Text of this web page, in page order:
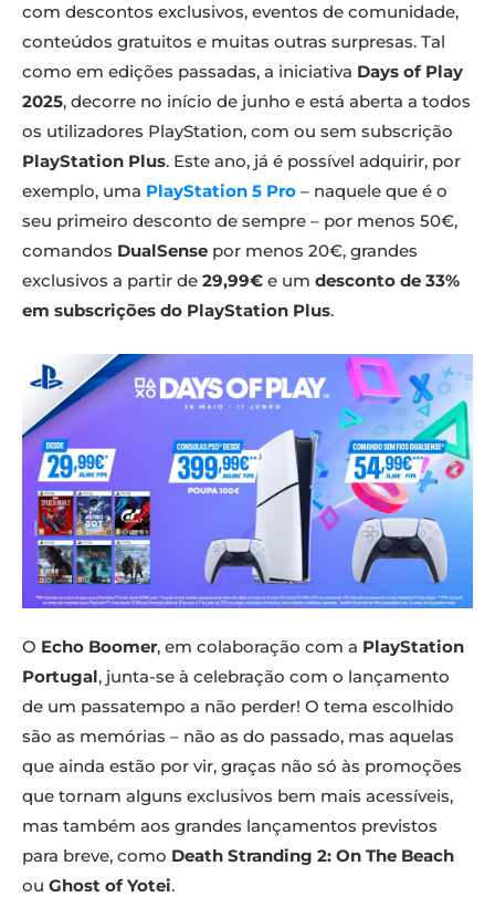
com descontos exclusivos, eventos de comunidade,
conteúdos gratuitos e muitas outras surpresas. Tal
como em edições passadas, a iniciativa Days of Play
2025, decorre no início de junho e está aberta a todos
os utilizadores PlayStation, com ou sem subscrição
PlayStation Plus. Este ano, já é possível adquirir, por
exemplo, uma PlayStation 5 Pro – naquele que é o
seu primeiro desconto de sempre – por menos 50€,
comandos DualSense por menos 20€, grandes
exclusivos a partir de 29,99€ e um desconto de 33%
em subscrições do PlayStation Plus.
O Echo Boomer, em colaboração com a PlayStation
Portugal, junta-se à celebração com o lançamento
de um passatempo a não perder! O tema escolhido
são as memórias – não as do passado, mas aquelas
que ainda estão por vir, graças não só às promoções
que tornam alguns exclusivos bem mais acessíveis,
mas também aos grandes lançamentos previstos
para breve, como Death Stranding 2: On The Beach
ou Ghost of Yotei.